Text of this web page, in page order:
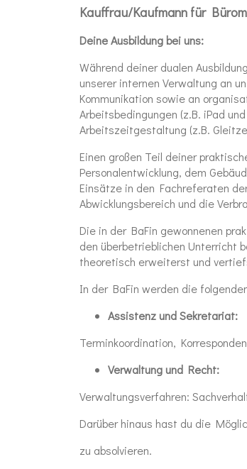
Kauffrau/Kaufmann für
Deine Ausbildung bei uns:
Während deiner dualen
unserer internen Verwaltung an
Kommunikation sowie an
Arbeitsbedingungen (z.B. iPad
Arbeitszeitgestaltung (z.B.
Einen großen Teil deiner
Personalentwicklung, dem
Einsätze in den Fachreferaten
Abwicklungsbereich und die
Die in der BaFin gewonnenen
den überbetrieblichen Unterricht
theoretisch erweiterst und
In der BaFin werden die
Assistenz und Sekretariat:
Terminkoordination,
Verwaltung und Recht:
Verwaltungsverfahren:
Darüber hinaus hast du die
zu absolvieren.